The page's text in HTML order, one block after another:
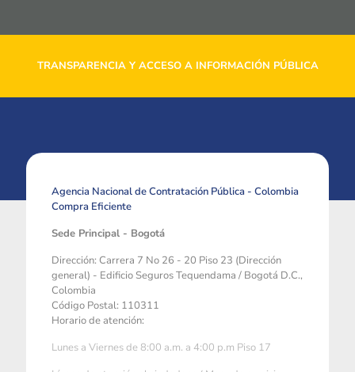
TRANSPARENCIA Y ACCESO A INFORMACIÓN PÚBLICA
Agencia Nacional de Contratación Pública - Colombia
Compra Eficiente
Sede Principal - Bogotá
Dirección: Carrera 7 No 26 - 20 Piso 23 (Dirección
general) - Edificio Seguros Tequendama / Bogotá D.C.,
Colombia
Código Postal: 110311
Horario de atención:
Lunes a Viernes de 8:00 a.m. a 4:00 p.m Piso 17